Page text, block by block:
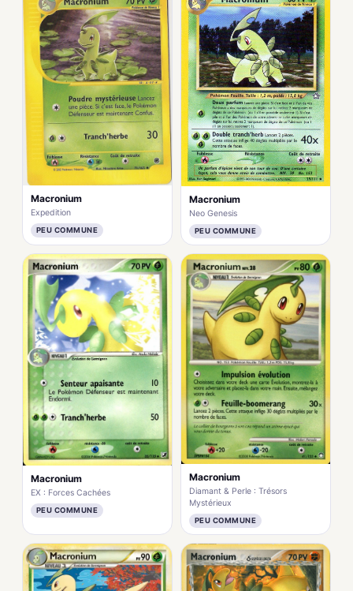
Macronium
Expedition
PEU COMMUNE
Macronium
Neo Genesis
PEU COMMUNE
Macronium
EX : Forces Cachées
PEU COMMUNE
Macronium
Diamant & Perle : Trésors
Mystérieux
PEU COMMUNE